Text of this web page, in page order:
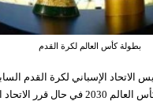
بطولة كأس العالم لكرة القدم
الإسباني لكرة القدم
الانسحاب من استضافة كأس العالم 2030 في